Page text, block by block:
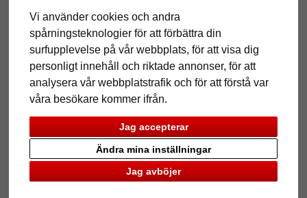
Vi använder cookies och andra
spårningsteknologier för att förbättra din
surfupplevelse på vår webbplats, för att visa dig
personligt innehåll och riktade annonser, för att
analysera vår webbplatstrafik och för att förstå var
våra besökare kommer ifrån.
Jag accepterar
Jag avböjer
Ändra mina inställningar
Tillbaka